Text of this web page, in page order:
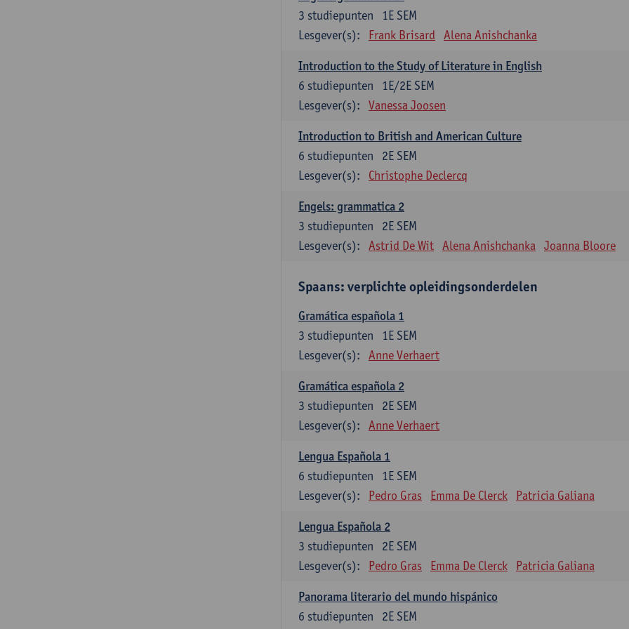
1E SEM
3 studiepunten
Lesgever(s):
Frank Brisard Alena Anishchanka
Introduction to the Study of Literature in English
1E/2E SEM
6 studiepunten
Lesgever(s):
Vanessa Joosen
Introduction to British and American Culture
2E SEM
6 studiepunten
Lesgever(s):
Christophe Declercq
Engels: grammatica 2
2E SEM
3 studiepunten
Lesgever(s):
Astrid De Wit Alena Anishchanka Joanna Bloore
Spaans: verplichte opleidingsonderdelen
Gramática española 1
1E SEM
3 studiepunten
Lesgever(s):
Anne Verhaert
Gramática española 2
2E SEM
3 studiepunten
Lesgever(s):
Anne Verhaert
Lengua Española 1
1E SEM
6 studiepunten
Lesgever(s):
Pedro Gras Emma De Clerck Patricia Galiana
Lengua Española 2
2E SEM
3 studiepunten
Lesgever(s):
Pedro Gras Emma De Clerck Patricia Galiana
Panorama literario del mundo hispánico
2E SEM
6 studiepunten